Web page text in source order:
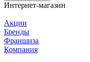
Интернет-магазин
Акции
Бренды
Франшиза
Компания